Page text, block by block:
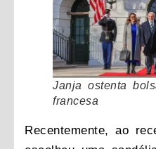
Janja ostenta
francesa
Recentemente, ao